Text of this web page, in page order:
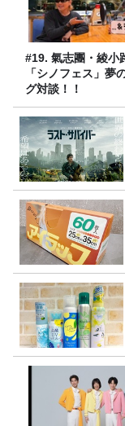
#19. 氣志團・綾小
「シノフェス」夢
グ対談！！